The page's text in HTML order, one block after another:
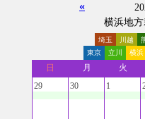
«
横浜地
埼玉 川越
東京
立川 横浜
日 月 火
29
30 1